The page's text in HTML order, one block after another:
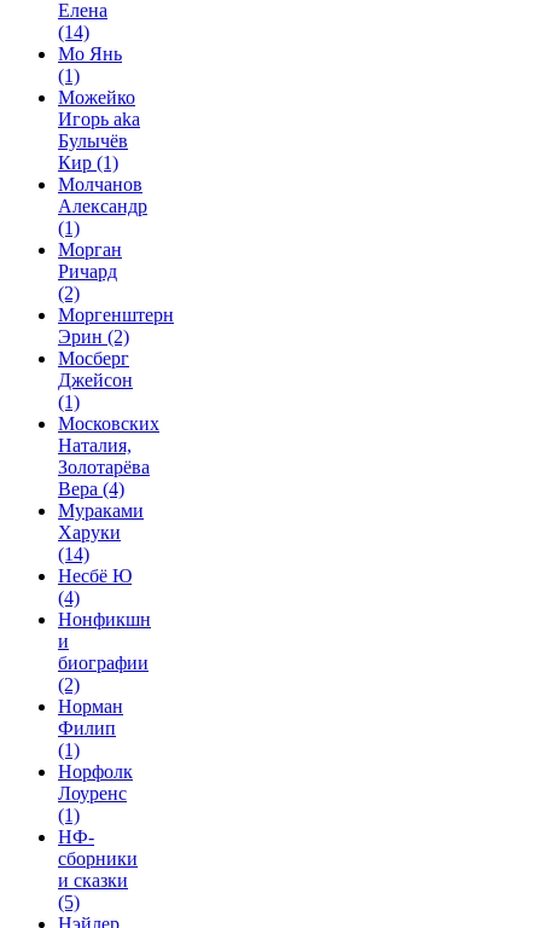
Елена
(14)
Мо Янь
(1)
Можейко
Игорь aka
Булычёв
Кир (1)
Молчанов
Александр
(1)
Морган
Ричард
(2)
Моргенштерн
Эрин (2)
Мосберг
Джейсон
(1)
Московских
Наталия,
Золотарёва
Вера (4)
Мураками
Харуки
(14)
Несбё Ю
(4)
Нонфикшн
и
биографии
(2)
Норман
Филип
(1)
Норфолк
Лоуренс
(1)
НФ-
сборники
и сказки
(5)